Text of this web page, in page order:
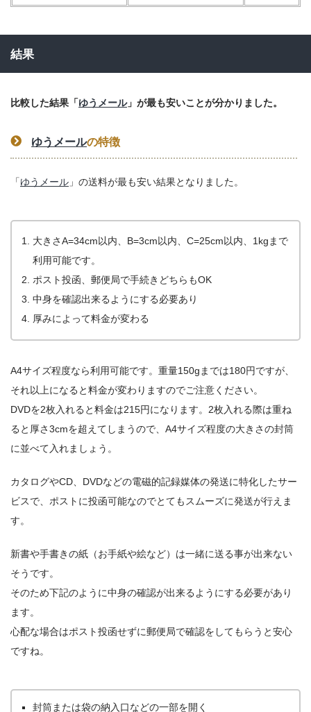
結果
比較した結果「ゆうメール」が最も安いことが分かりました。
ゆうメールの特徴
「 ゆうメール 」の送料が最も安い結果となりました。
大きさA=34cm以内、B=3cm以内、C=25cm以内、1kgまで
利用可能です。
ポスト投函、郵便局で手続きどちらもOK
中身を確認出来るようにする必要あり
厚みによって料金が変わる
A4サイズ程度なら利用可能です。重量150gまでは180円ですが、
それ以上になると料金が変わりますのでご注意ください。
DVDを2枚入れると料金は215円になります。2枚入れる際は重ね
ると厚さ3cmを超えてしまうので、A4サイズ程度の大きさの封筒
に並べて入れましょう。
カタログやCD、DVDなどの電磁的記録媒体の発送に特化したサー
ビスで、ポストに投函可能なのでとてもスムーズに発送が行えま
す。
新書や手書きの紙（お手紙や絵など）は一緒に送る事が出来ない
そうです。
そのため下記のように中身の確認が出来るようにする必要があり
ます。
心配な場合はポスト投函せずに郵便局で確認をしてもらうと安心
ですね。
封筒または袋の納入口などの一部を開く